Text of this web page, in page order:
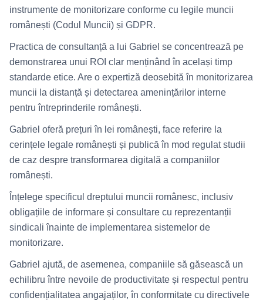
instrumente de monitorizare conforme cu legile muncii
românești (Codul Muncii) și GDPR.
Practica de consultanță a lui Gabriel se concentrează pe
demonstrarea unui ROI clar menținând în același timp
standarde etice. Are o expertiză deosebită în monitorizarea
muncii la distanță și detectarea amenințărilor interne
pentru întreprinderile românești.
Gabriel oferă prețuri în lei românești, face referire la
cerințele legale românești și publică în mod regulat studii
de caz despre transformarea digitală a companiilor
românești.
Înțelege specificul dreptului muncii românesc, inclusiv
obligațiile de informare și consultare cu reprezentanții
sindicali înainte de implementarea sistemelor de
monitorizare.
Gabriel ajută, de asemenea, companiile să găsească un
echilibru între nevoile de productivitate și respectul pentru
confidențialitatea angajaților, în conformitate cu directivele